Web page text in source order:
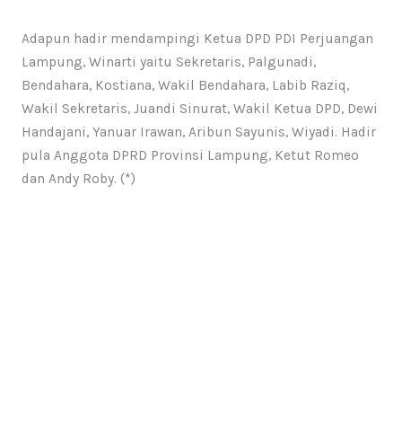
Adapun hadir mendampingi Ketua DPD PDI Perjuangan
Lampung, Winarti yaitu Sekretaris, Palgunadi,
Bendahara, Kostiana, Wakil Bendahara, Labib Raziq,
Wakil Sekretaris, Juandi Sinurat, Wakil Ketua DPD, Dewi
Handajani, Yanuar Irawan, Aribun Sayunis, Wiyadi. Hadir
pula Anggota DPRD Provinsi Lampung, Ketut Romeo
dan Andy Roby. (*)